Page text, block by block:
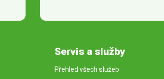
Servis a služby
Přehled všech služeb